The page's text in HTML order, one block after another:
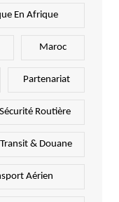
En Afrique
Maroc
Partenariat
Sécurité Routière
Transit & Douane
Aérien